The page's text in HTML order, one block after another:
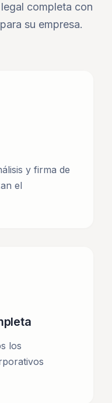
completa con
su empresa.
y firma de
el
los